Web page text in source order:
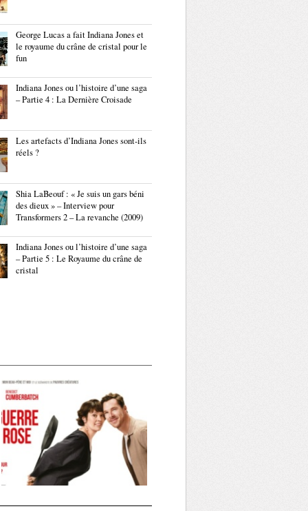
George Lucas a fait Indiana Jones et
le royaume du crâne de cristal pour le
fun
Indiana Jones ou l’histoire d’une saga
– Partie 4 : La Dernière Croisade
Les artefacts d’Indiana Jones sont-ils
réels ?
Shia LaBeouf : « Je suis un gars béni
des dieux » – Interview pour
Transformers 2 – La revanche (2009)
Indiana Jones ou l’histoire d’une saga
– Partie 5 : Le Royaume du crâne de
cristal